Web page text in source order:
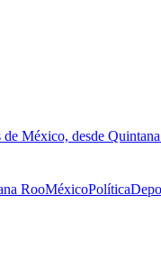
de México, desde
RooMéxicoPolítica